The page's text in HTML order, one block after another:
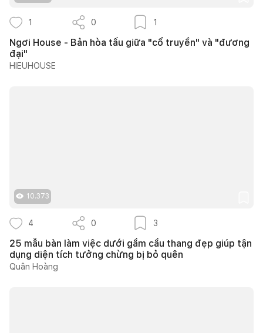
1 0 1
Ngơi House - Bản hòa tấu giữa "cổ truyền" và "đương
đại"
HIEUHOUSE
10.373
4 0 3
25 mẫu bàn làm việc dưới gầm cầu thang đẹp giúp tận
dụng diện tích tưởng chừng bị bỏ quên
Quân Hoàng